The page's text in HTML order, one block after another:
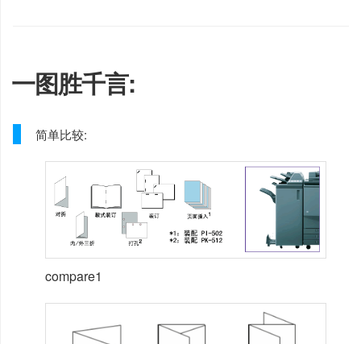
一图胜千言:
简单比较:
compare1